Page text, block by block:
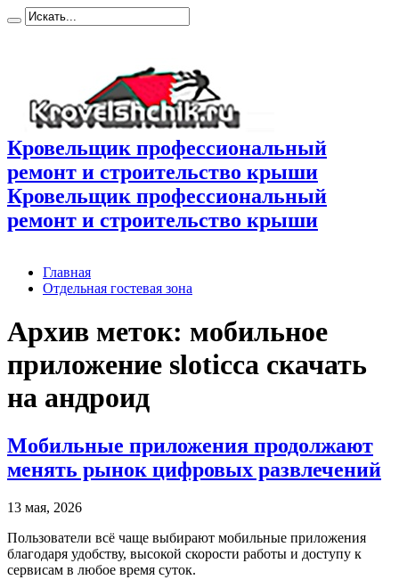
Кровельщик профессиональный
ремонт и строительство крыши
Кровельщик профессиональный
ремонт и строительство крыши
Главная
Отдельная гостевая зона
Архив меток: мобильное
приложение sloticca скачать
на андроид
Мобильные приложения продолжают
менять рынок цифровых развлечений
13 мая, 2026
Пользователи всё чаще выбирают мобильные приложения
благодаря удобству, высокой скорости работы и доступу к
сервисам в любое время суток.